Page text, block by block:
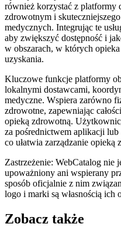
również korzystać z platformy
zdrowotnym i
medycznych. Integrując te
aby zwiększyć dostępność i
w obszarach, w których
uzyskania.
Kluczowe funkcje platformy
lokalnymi dostawcami,
medyczne. Wspiera zarówno
zdrowotne, zapewniając
opieką zdrowotną.
za pośrednictwem aplikacji
co ułatwia zarządzanie
Zastrzeżenie: WebCatalog nie
upoważniony ani wspierany
sposób oficjalnie z nim
logo i marki są własnością ich
Zobacz także